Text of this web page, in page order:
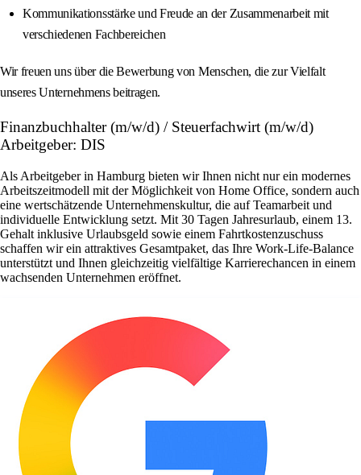
Kommunikationsstärke und Freude an der Zusammenarbeit mit
verschiedenen Fachbereichen
Wir freuen uns über die Bewerbung von Menschen, die zur Vielfalt
unseres Unternehmens beitragen.
Finanzbuchhalter (m/w/d) / Steuerfachwirt (m/w/d)
Arbeitgeber: DIS
Als Arbeitgeber in Hamburg bieten wir Ihnen nicht nur ein modernes
Arbeitszeitmodell mit der Möglichkeit von Home Office, sondern auch
eine wertschätzende Unternehmenskultur, die auf Teamarbeit und
individuelle Entwicklung setzt. Mit 30 Tagen Jahresurlaub, einem 13.
Gehalt inklusive Urlaubsgeld sowie einem Fahrtkostenzuschuss
schaffen wir ein attraktives Gesamtpaket, das Ihre Work-Life-Balance
unterstützt und Ihnen gleichzeitig vielfältige Karrierechancen in einem
wachsenden Unternehmen eröffnet.